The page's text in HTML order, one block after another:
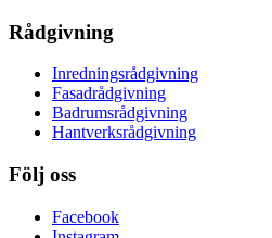
Rådgivning
Inredningsrådgivning
Fasadrådgivning
Badrumsrådgivning
Hantverksrådgivning
Följ oss
Facebook